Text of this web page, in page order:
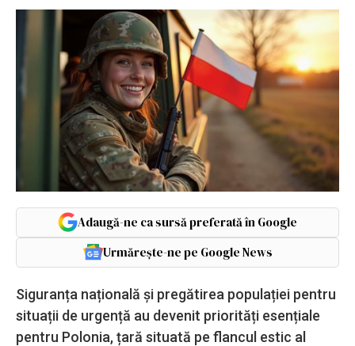
Adaugă-ne ca sursă preferată în Google
Urmărește-ne pe Google News
Siguranța națională și pregătirea populației pentru
situații de urgență au devenit priorități esențiale
pentru Polonia, țară situată pe flancul estic al